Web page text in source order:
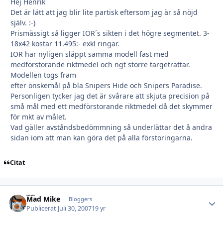
Det är lätt att jag blir lite partisk eftersom jag är så nöjd
själv. :-)
Prismässigt så ligger IOR´s sikten i det högre segmentet. 3-
18x42 kostar 11.495:- exkl ringar.
IOR har nyligen släppt samma modell fast med
medförstorande riktmedel och ngt större targetrattar.
Modellen togs fram
efter önskemål på bla Snipers Hide och Snipers Paradise.
Personligen tycker jag det är svårare att skjuta precision på
små mål med ett medförstorande riktmedel då det skymmer
för mkt av målet.
Vad gäller avståndsbedömmning så underlättar det å andra
sidan iom att man kan göra det på alla förstoringarna.
Citat
Mad Mike Bloggers
Publicerat Juli 30, 200719 yr